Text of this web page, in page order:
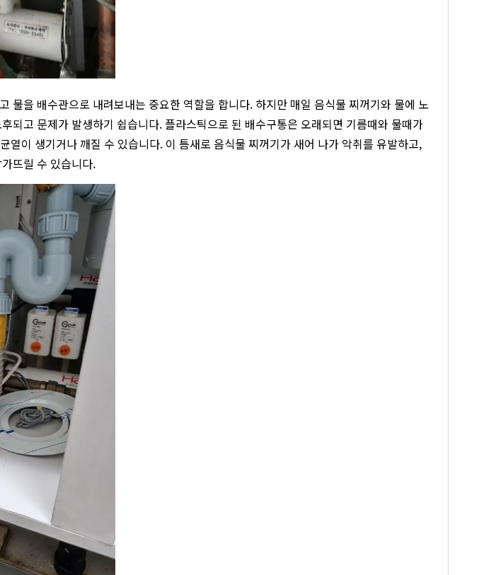
물을 배수관으로 내려보내는 중요한 역할을 합니다. 하지만 매일 음식물 찌꺼기와 물에 노
되고 문제가 발생하기 쉽습니다. 플라스틱으로 된 배수구통은 오래되면 기름때와 물때가
열이 생기거나 깨질 수 있습니다. 이 틈새로 음식물 찌꺼기가 새어 나가 악취를 유발하고,
뜨릴 수 있습니다.